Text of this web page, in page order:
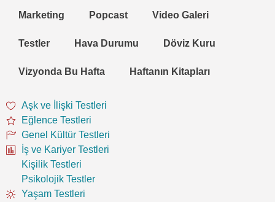
Marketing Popcast Video Galeri
Testler Hava Durumu Döviz Kuru
Vizyonda Bu Hafta Haftanın Kitapları
Aşk ve İlişki Testleri
Eğlence Testleri
Genel Kültür Testleri
İş ve Kariyer Testleri
Kişilik Testleri
Psikolojik Testler
Yaşam Testleri